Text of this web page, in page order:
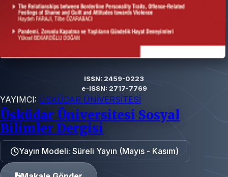
ISSN: 2459-0223
e-ISSN: 2717-7769
YAYIMCI: ÜSKÜDAR ÜNİVERSİTESİ
Üsküdar Üniversitesi Sosyal
Bilimler Dergisi
Yayın Modeli: Süreli Yayın (Mayıs - Kasım)